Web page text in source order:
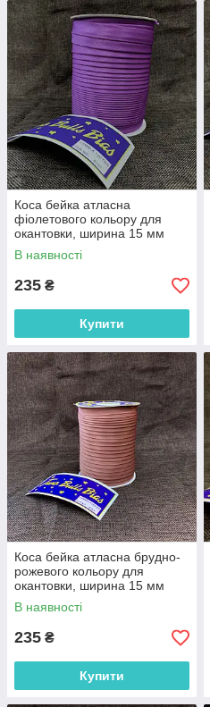
Коса бейка атласна
фіолетового кольору для
окантовки, ширина 15 мм
моток 100 м (FU-8131)
В наявності
235 ₴
Купити
Коса бейка атласна брудно-
рожевого кольору для
окантовки, ширина 15 мм
моток 100 м (FU-8183)
В наявності
235 ₴
Купити